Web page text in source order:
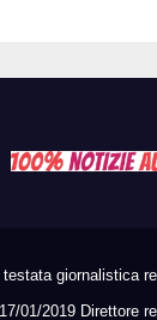
giornalistica
01/2019 Direttore